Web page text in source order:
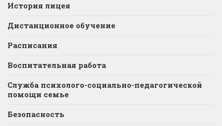
История лицея
Дистанционное обучение
Расписания
Воспитательная работа
Служба психолого-социально-педагогической
помощи семье
Безопасность